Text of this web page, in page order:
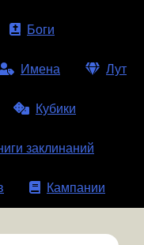
Боги
Имена Лут
Кубики
заклинаний
Кампании